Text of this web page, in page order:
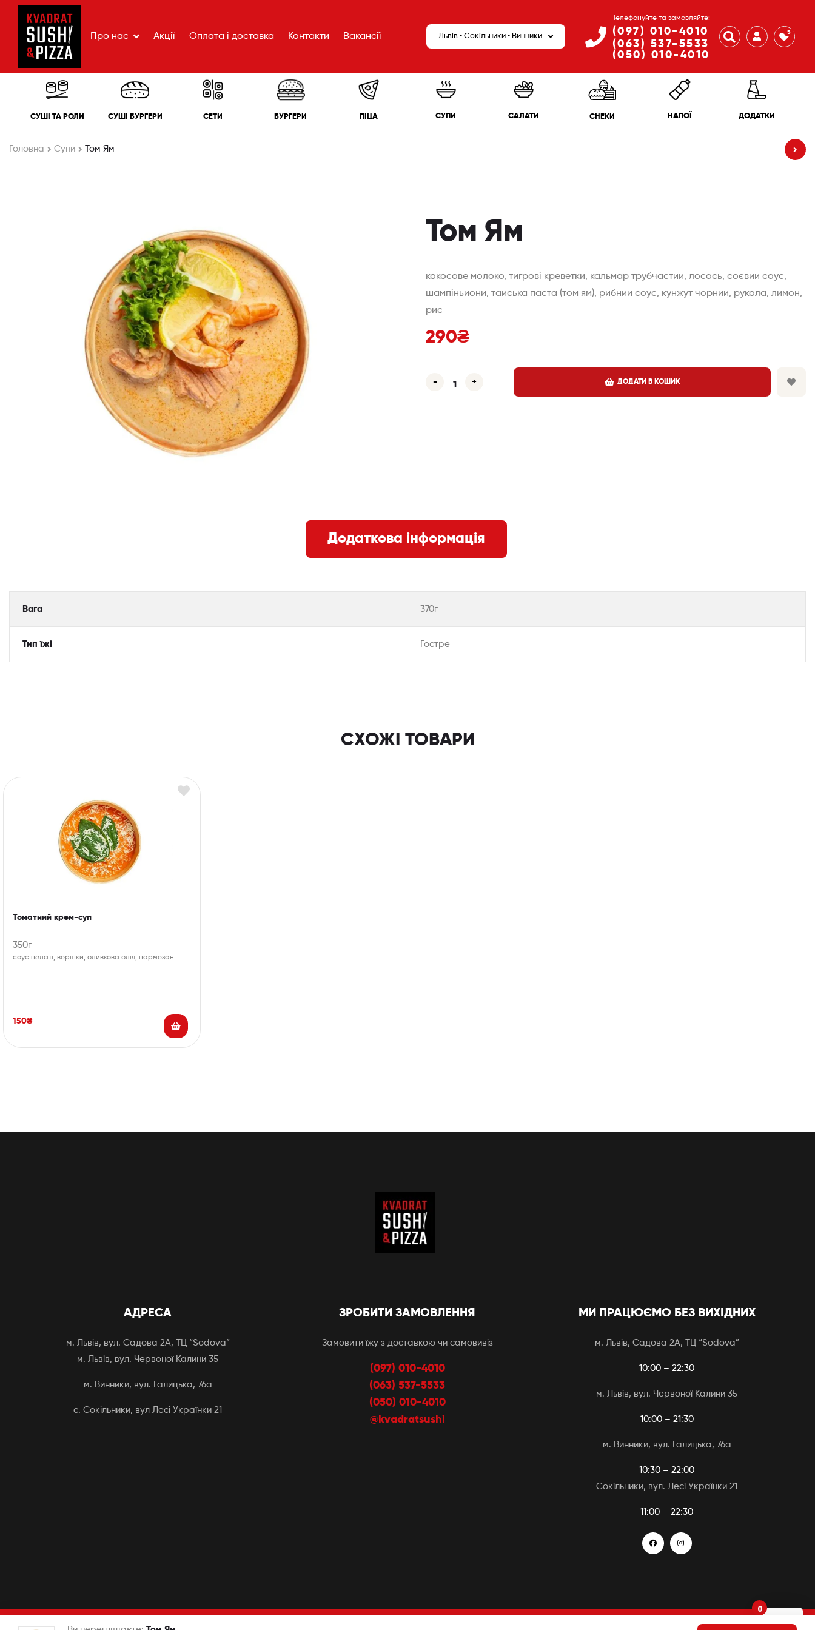
Про нас Акції Оплата і доставка Контакти Вакансії Львів • Сокільники • Винники
Телефонуйте та замовляйте:
(097) 010-4010
(063) 537-5533
(050) 010-4010
5
СУШІ ТА РОЛИ СУШІ БУРГЕРИ СЕТИ БУРГЕРИ ПІЦА СУПИ САЛАТИ СНЕКИ НАПОЇ ДОДАТКИ
Головна Супи Том Ям
Том Ям
кокосове молоко, тигрові креветки, кальмар трубчастий, лосось, соєвий соус,
шампіньйони, тайська паста (том ям), рибний соус, кунжут чорний, рукола, лимон,
рис
290₴
- + ДОДАТИ В КОШИК
Додаткова інформація
Вага 370г
Тип їжі Гостре
СХОЖІ ТОВАРИ
Томатний крем-суп
350г
соус пелаті, вершки, оливкова олія, пармезан
150₴
АДРЕСА
м. Львів, вул. Садова 2А, ТЦ “Sodova”
м. Львів, вул. Червоної Калини 35
м. Винники, вул. Галицька, 76а
с. Сокільники, вул Лесі Українки 21
ЗРОБИТИ ЗАМОВЛЕННЯ
Замовити їжу з доставкою чи самовивіз
(097) 010-4010
(063) 537-5533
(050) 010-4010
@kvadratsushi
МИ ПРАЦЮЄМО БЕЗ ВИХІДНИХ
м. Львів, Садова 2А, ТЦ “Sodova”
10:00 – 22:30
м. Львів, вул. Червоної Калини 35
10:00 – 21:30
м. Винники, вул. Галицька, 76а
10:30 – 22:00
Сокільники, вул. Лесі Українки 21
11:00 – 22:30
Авторське право © 2026 Kvadrat Sushi&Pizza. Всі права
0